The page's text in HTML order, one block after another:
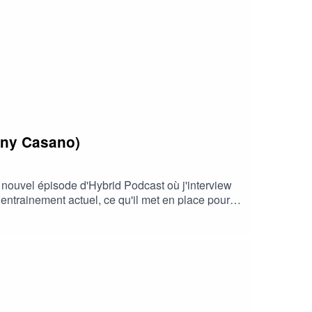
Casano)
épisode d'Hybrid Podcast où j'interview
actuel, ce qu'il met en place pour
RUDY COIA ?Pionnier du coaching en ligne
: allier la force à l'endurance, sans jamais
ceux qui refusent les raccourcis et
a-distance/Coaching Premium :
nutrition.fr